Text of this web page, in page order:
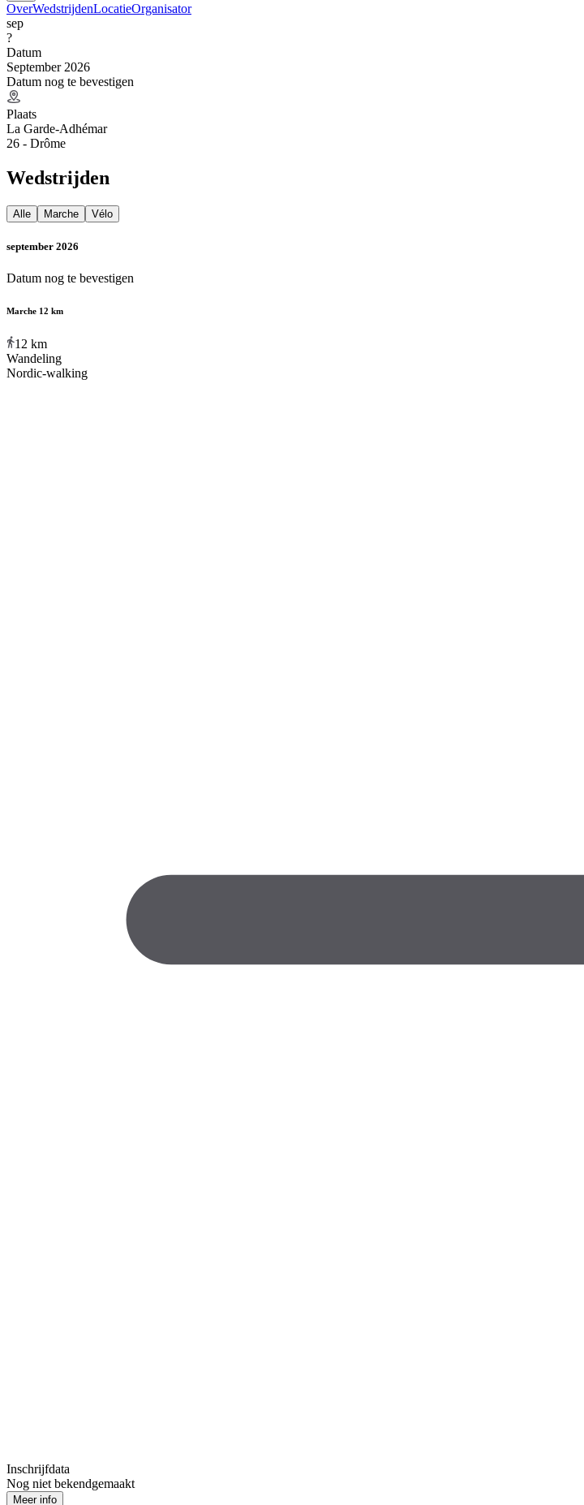
OverWedstrijdenLocatieOrganisator
sep
?
Datum
September 2026
Datum nog te bevestigen
Plaats
La Garde-Adhémar
26 - Drôme
Wedstrijden
Alle Marche Vélo
september 2026
Datum nog te bevestigen
Marche 12 km
12 km
Wandeling
Nordic-walking
Inschrijfdata
Nog niet bekendgemaakt
Meer info